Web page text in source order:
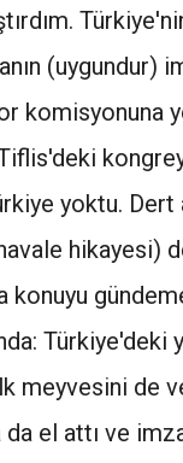
komisyonuna
yoktu.
hikayesi)
konuyu
Türkiye'deki
meyvesini de
da el attı ve